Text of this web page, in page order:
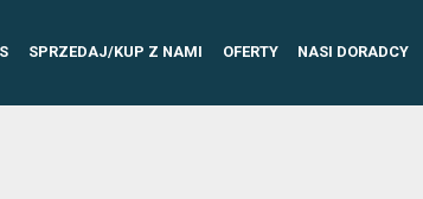
SPRZEDAJ/KUP Z NAMI OFERTY NASI DORADCY